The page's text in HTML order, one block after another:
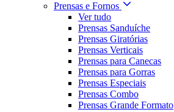
Prensas e Fornos
Ver tudo
Prensas Sanduíche
Prensas Giratórias
Prensas Verticais
Prensas para Canecas
Prensas para Gorras
Prensas Especiais
Prensas Combo
Prensas Grande Formato